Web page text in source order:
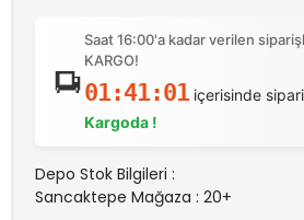
Saat 16:00'a kadar verilen
KARGO!
01:41:01içerisinde
Kargoda !
Depo Stok Bilgileri :
Sancaktepe Mağaza : 20+